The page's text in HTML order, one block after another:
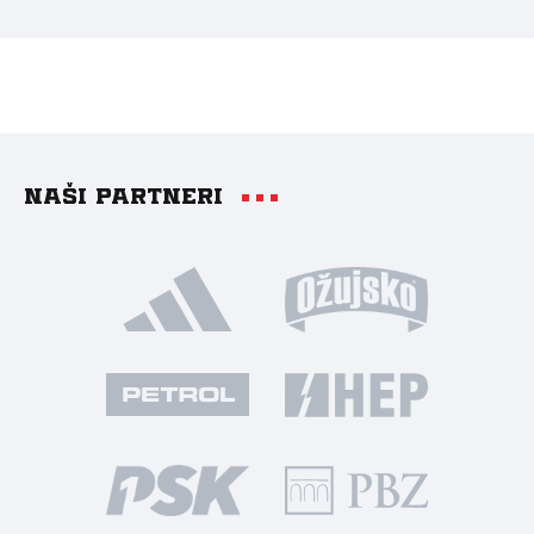
Naši partneri